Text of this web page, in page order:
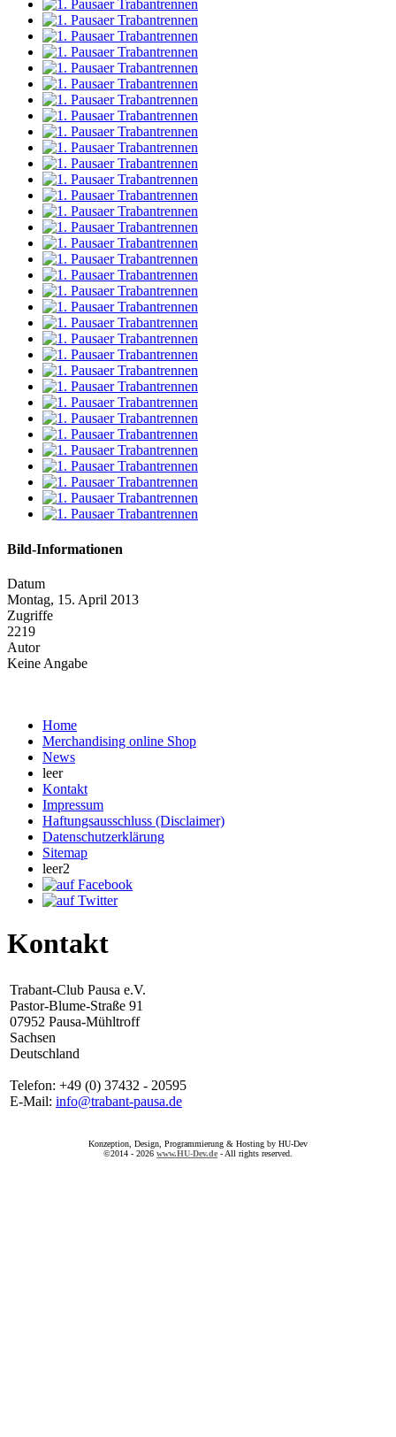
Bild-Informationen
Datum
Montag, 15. April 2013
Zugriffe
2219
Autor
Keine Angabe
Home
Merchandising online Shop
News
leer
Kontakt
Impressum
Haftungsausschluss (Disclaimer)
Datenschutzerklärung
Sitemap
leer2
Kontakt
Trabant-Club Pausa e.V.
Pastor-Blume-Straße 91
07952 Pausa-Mühltroff
Sachsen
Deutschland
Telefon: +49 (0) 37432 - 20595
E-Mail: info@trabant-pausa.de
Konzeption, Design, Programmierung & Hosting by HU-Dev
©2014 - 2026 www.HU-Dev.de - All rights reserved.